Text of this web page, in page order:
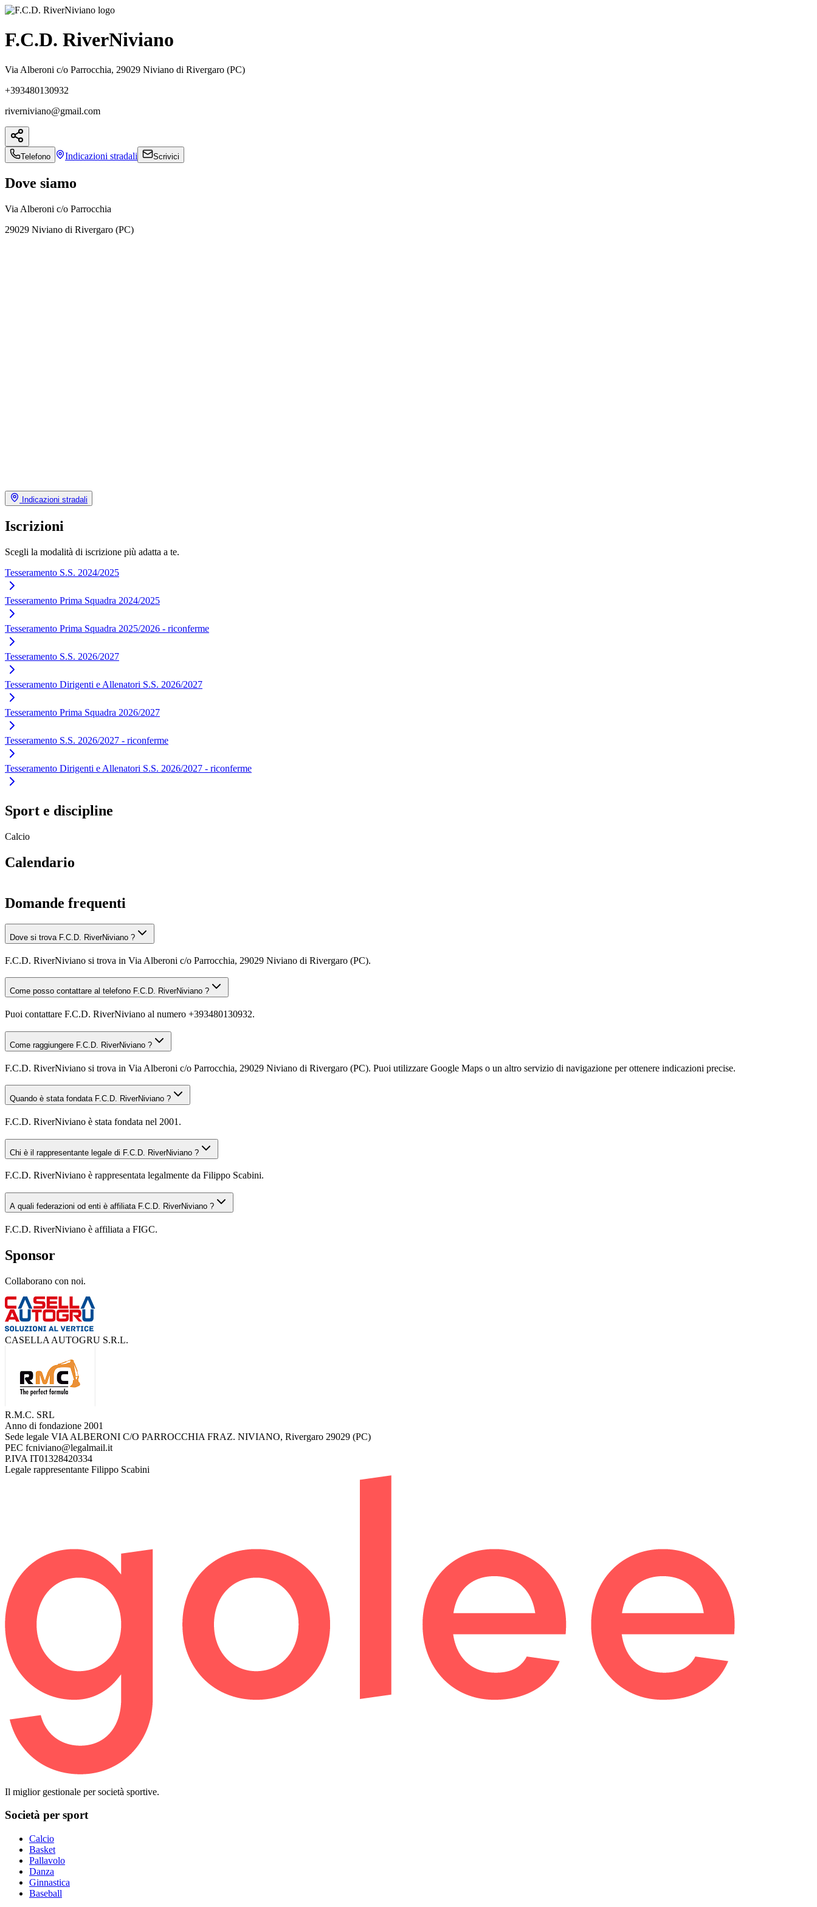
F.C.D. RiverNiviano
Via Alberoni c/o Parrocchia, 29029 Niviano di Rivergaro (PC)
+393480130932
riverniviano@gmail.com
Telefono Indicazioni stradali Scrivici
Dove siamo
Via Alberoni c/o Parrocchia
29029 Niviano di Rivergaro (PC)
Indicazioni stradali
Iscrizioni
Scegli la modalità di iscrizione più adatta a te.
Tesseramento S.S. 2024/2025
Tesseramento Prima Squadra 2024/2025
Tesseramento Prima Squadra 2025/2026 - riconferme
Tesseramento S.S. 2026/2027
Tesseramento Dirigenti e Allenatori S.S. 2026/2027
Tesseramento Prima Squadra 2026/2027
Tesseramento S.S. 2026/2027 - riconferme
Tesseramento Dirigenti e Allenatori S.S. 2026/2027 - riconferme
Sport e discipline
Calcio
Calendario
Domande frequenti
Dove si trova F.C.D. RiverNiviano ?
F.C.D. RiverNiviano si trova in Via Alberoni c/o Parrocchia, 29029 Niviano di Rivergaro (PC).
Come posso contattare al telefono F.C.D. RiverNiviano ?
Puoi contattare F.C.D. RiverNiviano al numero +393480130932.
Come raggiungere F.C.D. RiverNiviano ?
F.C.D. RiverNiviano si trova in Via Alberoni c/o Parrocchia, 29029 Niviano di Rivergaro (PC). Puoi utilizzare Google Maps o un altro servizio di navigazione per ottenere indicazioni precise.
Quando è stata fondata F.C.D. RiverNiviano ?
F.C.D. RiverNiviano è stata fondata nel 2001.
Chi è il rappresentante legale di F.C.D. RiverNiviano ?
F.C.D. RiverNiviano è rappresentata legalmente da Filippo Scabini.
A quali federazioni od enti è affiliata F.C.D. RiverNiviano ?
F.C.D. RiverNiviano è affiliata a FIGC.
Sponsor
Collaborano con noi.
CASELLA AUTOGRU S.R.L.
R.M.C. SRL
Anno di fondazione 2001
Sede legale VIA ALBERONI C/O PARROCCHIA FRAZ. NIVIANO, Rivergaro 29029 (PC)
PEC fcniviano@legalmail.it
P.IVA IT01328420334
Legale rappresentante Filippo Scabini
Il miglior gestionale per società sportive.
Società per sport
Calcio
Basket
Pallavolo
Danza
Ginnastica
Baseball